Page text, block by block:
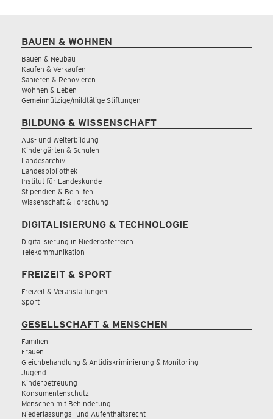
BAUEN & WOHNEN
Bauen & Neubau
Kaufen & Verkaufen
Sanieren & Renovieren
Wohnen & Leben
Gemeinnützige/mildtätige Stiftungen
BILDUNG & WISSENSCHAFT
Aus- und Weiterbildung
Kindergärten & Schulen
Landesarchiv
Landesbibliothek
Institut für Landeskunde
Stipendien & Beihilfen
Wissenschaft & Forschung
DIGITALISIERUNG & TECHNOLOGIE
Digitalisierung in Niederösterreich
Telekommunikation
FREIZEIT & SPORT
Freizeit & Veranstaltungen
Sport
GESELLSCHAFT & MENSCHEN
Familien
Frauen
Gleichbehandlung & Antidiskriminierung & Monitoring
Jugend
Kinderbetreuung
Konsumentenschutz
Menschen mit Behinderung
Niederlassungs- und Aufenthaltsrecht